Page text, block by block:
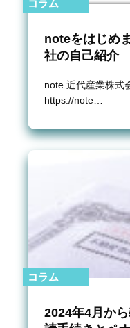
コラム
noteをはじめ
社の自己紹介
note 近代産業株式
https://note…
コラム
2024年4月か